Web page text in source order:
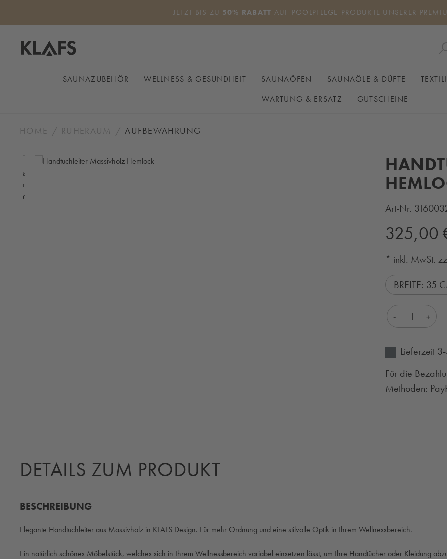
JETZT BIS ZU 50% RABATT AUF POOLPFLEGE-PRODUKTE UNSERER
SAUNAZUBEHÖR WELLNESS & GESUNDHEIT SAUNAÖFEN SAUNAÖLE & DÜFTE
WARTUNG & ERSATZ
GUTSCHEINE
HOME RUHERAUM AUFBEWAHRUNG
Bildergalerie überspringen
Art-Nr.
Regulärer Preis:
325,00
* inkl. MwSt.
BREITE: 35
Produkt
Lieferzeit
Für die
Methoden:
DETAILS ZUM PRODUKT
BESCHREIBUNG
Elegante Handtuchleiter aus Massivholz in KLAFS Design. Für mehr Ordnung und eine stilvolle Optik in Ihrem Wellnessbereich.
Ein natürlich schönes Möbelstück, welches sich in Ihrem Wellnessbereich variabel einsetzen lässt, um Ihre Handtücher oder Kleidung